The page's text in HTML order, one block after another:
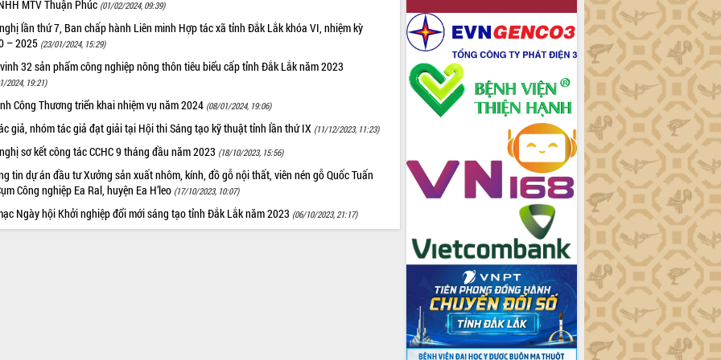
MTV Thuận Phúc (01/02/2024, 09:39)
lần thứ 7, Ban chấp hành Liên minh Hợp tác xã tỉnh Đắk Lắk khóa VI, nhiệm kỳ
– 2025 (23/01/2024, 15:29)
32 sản phẩm công nghiệp nông thôn tiêu biểu cấp tỉnh Đắk Lắk năm 2023
2024, 19:21)
Công Thương triển khai nhiệm vụ năm 2024 (08/01/2024, 19:06)
giả, nhóm tác giả đạt giải tại Hội thi Sáng tạo kỹ thuật tỉnh lần thứ IX (11/12/2023, 11:23)
sơ kết công tác CCHC 9 tháng đầu năm 2023 (18/10/2023, 15:56)
tin dự án đầu tư Xưởng sản xuất nhôm, kính, đồ gỗ nội thất, viên nén gỗ Quốc Tuấn
Công nghiệp Ea Ral, huyện Ea H’leo (17/10/2023, 10:07)
Ngày hội Khởi nghiệp đổi mới sáng tạo tỉnh Đắk Lắk năm 2023 (06/10/2023, 21:17)